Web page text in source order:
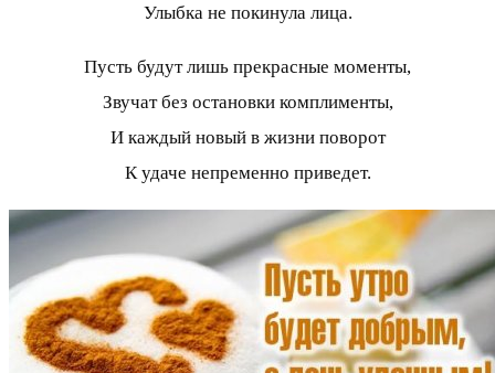
Улыбка не покинула лица.
Пусть будут лишь прекрасные моменты,
Звучат без остановки комплименты,
И каждый новый в жизни поворот
К удаче непременно приведет.